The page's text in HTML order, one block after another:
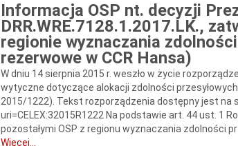
Informacja OSP nt. decyzji
DRR.WRE.7128.1.2017.LK.,
regionie wyznaczania
rezerwowe w CCR Hansa)
W dniu 14 sierpnia 2015 r. weszło w życie
wytyczne dotyczące alokacji zdolności
2015/1222). Tekst rozporządzenia dostępny jest
uri=CELEX:32015R1222 Na podstawie art. 44 ust. 1
pozostałymi OSP z regionu wyznaczania zdolności
Więcej...